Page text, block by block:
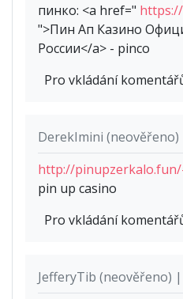
пинко: <a href="
">Пин Ап Казино
России</a> - pinco
Pro vkládání
DerekImini (neověřeno)
http://
pin up casino
Pro vkládání
JefferyTib (neověřeno) |